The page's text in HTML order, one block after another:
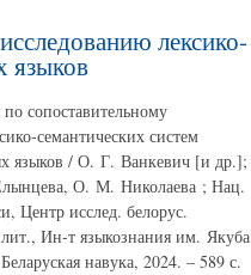
лексико-
языков
сопоставительному
семантических систем
языков / О. Г. Ванкевич [и др.];
О. М. Николаева ; Нац.
Центр исслед. белорус.
Ин-т языкознания им. Якуба
навука, 2024. – 589 с.